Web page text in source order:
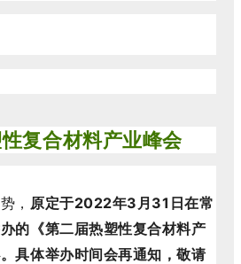
复合材料产业峰会
， 原定于2022年3月31日在常
的《第二届热塑性复合材料产
。具体举办时间会再通知，敬请